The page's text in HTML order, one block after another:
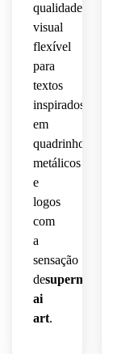
qualidade
visual
flexível
para
textos
inspirados
em
quadrinhos,
metálicos
e
logos
com
a
sensação
desuperman
ai
art.